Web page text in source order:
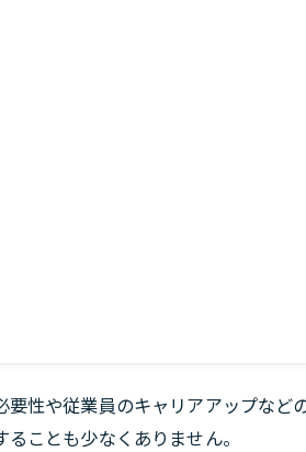
要性や従業員のキャリアアップなど
ことも少なくありません。